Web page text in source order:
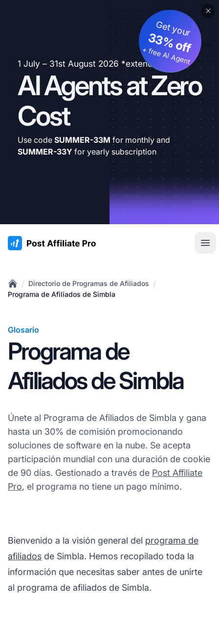
1 July – 31st August 2026 *extended
AI Agents at Zero
Cost
Get your
33% off
+ free AI Agent
Use code SUMMER-33M for monthly and
SUMMER-33Y for yearly subscription
:site.title
Home
/ Directorio de Programas de Afiliados /
Programa de Afiliados de Simbla
Glosario
Programa de
Afiliados de Simbla
Únete al Programa de Afiliados de Simbla y gana
hasta un 30% de comisión promocionando
soluciones de software en la nube. Se acepta
participación mundial con una duración de cookie
de 90 días. Gestionado a través de Post Affiliate
Pro, el programa no tiene un pago mínimo.
Bienvenido a la visión general del programa de
afiliados de Simbla. Hemos recopilado toda la
información que necesitas saber antes de unirte
al programa de afiliados de Simbla.